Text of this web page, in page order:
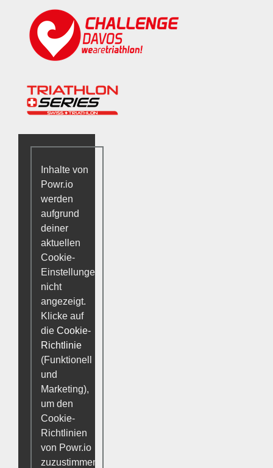
Inhalte von
Powr.io
werden
aufgrund
deiner
aktuellen
Cookie-
Einstellungen
nicht
angezeigt.
Klicke auf
die Cookie-
Richtlinie
(Funktionell
und
Marketing),
um den
Cookie-
Richtlinien
von Powr.io
zuzustimmen